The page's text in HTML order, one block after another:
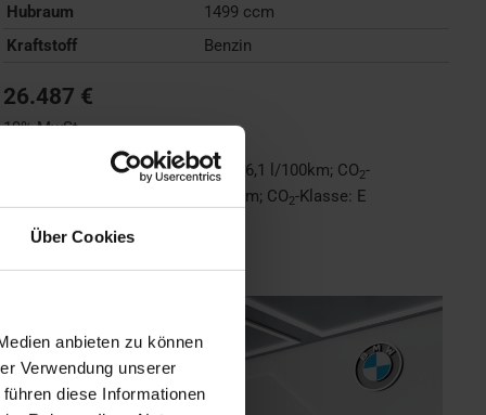
Über Cookies
anbieten zu können
Verwendung unserer
diese Informationen
Hubraum
1499 ccm
Kraftstoff
Benzin
26.487 €
19% MwSt.
Kraftstoffverbrauch (kombiniert): 6,1 l/100km; CO2-
138 g/km; CO2-Klasse: E
FAHRZEUG ANZEIGEN